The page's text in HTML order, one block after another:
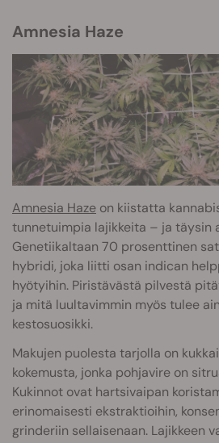
Amnesia Haze
Amnesia Haze on kiistatta
tunnetuimpia lajikkeita – ja täysin
Genetiikaltaan 70 prosenttinen
hybridi, joka liitti osan indican
hyötyihin. Piristävästä pilvestä
ja mitä luultavimmin myös tulee
kestosuosikki.
Makujen puolesta tarjolla on
kokemusta, jonka pohjavire on
Kukinnot ovat hartsivaipan
erinomaisesti ekstraktioihin,
grinderiin sellaisenaan. Lajikkeen